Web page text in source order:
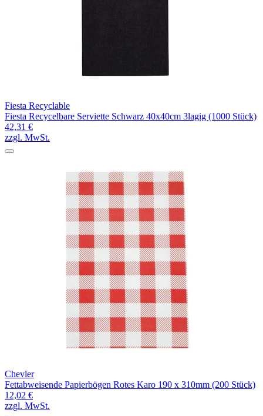
Fiesta Recyclable
Fiesta Recycelbare Serviette Schwarz 40x40cm 3lagig (1000 Stück)
42,31 €
zzgl. MwSt.
Chevler
Fettabweisende Papierbögen Rotes Karo 190 x 310mm (200 Stück)
12,02 €
zzgl. MwSt.